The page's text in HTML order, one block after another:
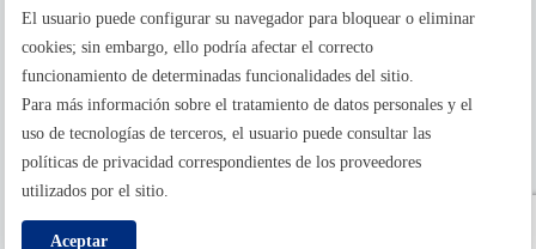
Reglamentación Gestión de Peajes
Ajuste de Tarifas de Peajes
Organismos Oficiales
Términos y Condiciones
Política de Privacidad
/ /
El usuario puede configurar su navegador para bloquear o eliminar
cookies; sin embargo, ello podría afectar el correcto
funcionamiento de determinadas funcionalidades del sitio.
Para más información sobre el tratamiento de datos personales y el
uso de tecnologías de terceros, el usuario puede consultar las
políticas de privacidad correspondientes de los proveedores
utilizados por el sitio.
Aceptar